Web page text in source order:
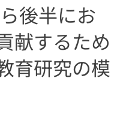
後半にお
献するため
育研究の模